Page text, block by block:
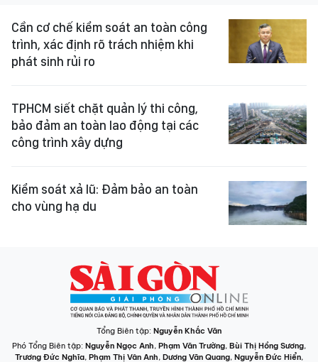
Cần cơ chế kiểm soát an toàn công
trình, xác định rõ trách nhiệm khi
phát sinh rủi ro
TPHCM siết chặt quản lý thi công,
bảo đảm an toàn lao động tại các
công trình xây dựng
Kiểm soát xả lũ: Đảm bảo an toàn
cho vùng hạ du
Tổng Biên tập: Nguyễn Khắc Văn
Phó Tổng Biên tập: Nguyễn Ngọc Anh, Phạm Văn Trường, Bùi Thị Hồng Sương,
Trương Đức Nghĩa, Phạm Thị Vân Anh, Dương Văn Quang, Nguyễn Đức Hiển,